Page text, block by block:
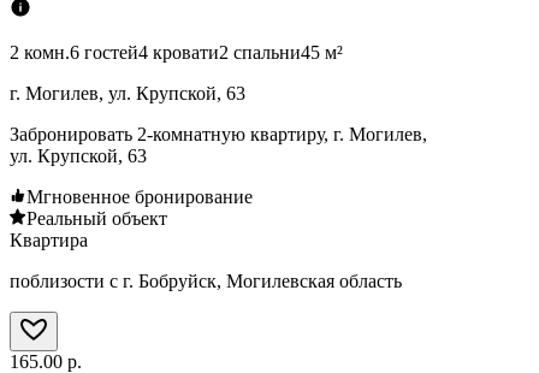
2 комн.6 гостей4 кровати2 спальни45 м²
г. Могилев, ул. Крупской, 63
Забронировать 2-комнатную квартиру, г. Могилев,
ул. Крупской, 63
Мгновенное бронирование
Реальный объект
Квартира
поблизости с г. Бобруйск, Могилевская область
165.00 р.